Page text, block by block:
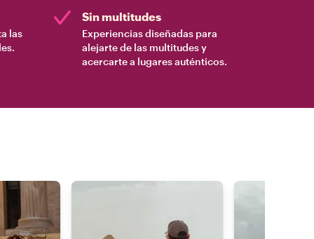
las
Sin multitudes
Experiencias diseñadas para
alejarte de las multitudes y
acercarte a lugares auténticos.